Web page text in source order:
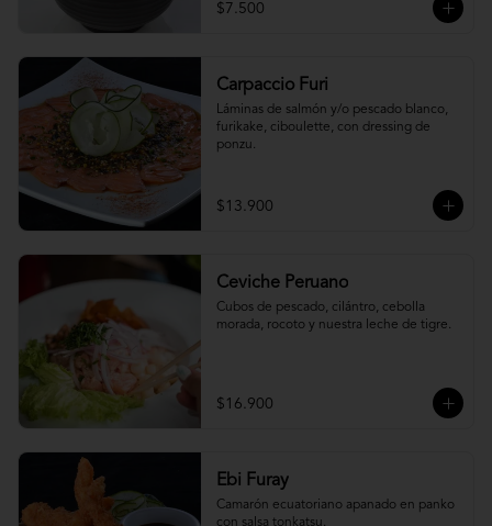
$7.500
Carpaccio Furi
Láminas de salmón y/o pescado blanco,
furikake, ciboulette, con dressing de
ponzu.
$13.900
Ceviche Peruano
Cubos de pescado, cilántro, cebolla
morada, rocoto y nuestra leche de tigre.
$16.900
Ebi Furay
Camarón ecuatoriano apanado en panko
con salsa tonkatsu.